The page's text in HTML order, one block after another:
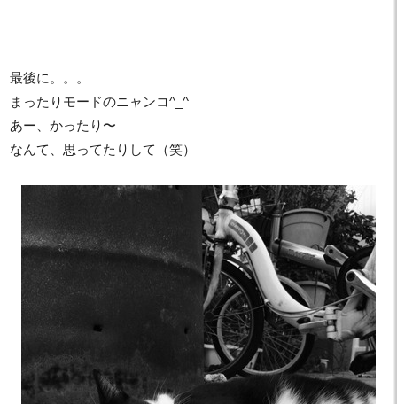
最後に。。。
まったりモードのニャンコ^_^
あー、かったり〜
なんて、思ってたりして（笑）